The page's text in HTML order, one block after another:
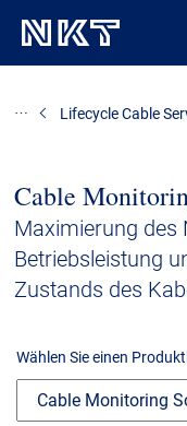
Downloads
Presse & Events
Über uns
Nachhaltigkeit
Cable
Maximierung des
Betriebsleistung
Zustands des
Lifecycle Cable
Wählen Sie einen